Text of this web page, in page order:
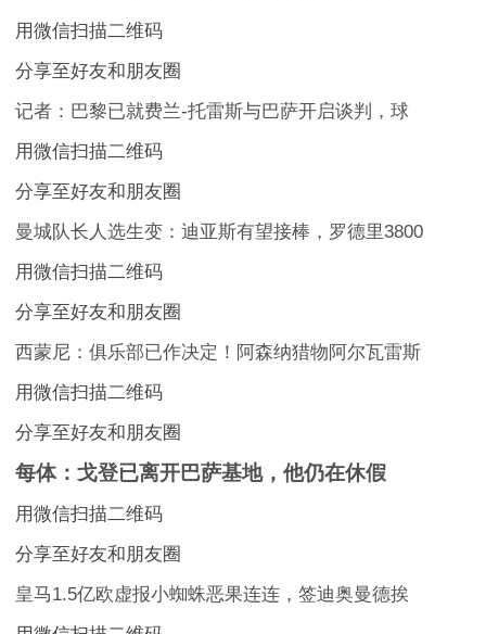
用微信扫描二维码
分享至好友和朋友圈
记者：巴黎已就费兰-托雷斯与巴萨开启谈判，球
用微信扫描二维码
分享至好友和朋友圈
曼城队长人选生变：迪亚斯有望接棒，罗德里3800
用微信扫描二维码
分享至好友和朋友圈
西蒙尼：俱乐部已作决定！阿森纳猎物阿尔瓦雷斯
用微信扫描二维码
分享至好友和朋友圈
每体：戈登已离开巴萨基地，他仍在休假
用微信扫描二维码
分享至好友和朋友圈
皇马1.5亿欧虚报小蜘蛛恶果连连，签迪奥曼德挨